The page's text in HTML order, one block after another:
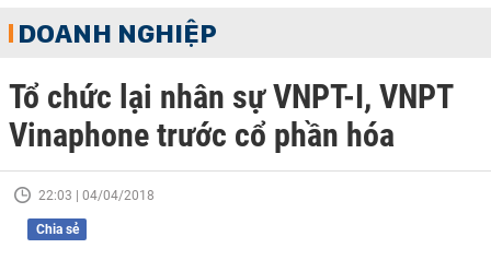
DOANH NGHIỆP
Tổ chức lại nhân sự VNPT-I, VNPT
Vinaphone trước cổ phần hóa
22:03 | 04/04/2018
Chia sẻ